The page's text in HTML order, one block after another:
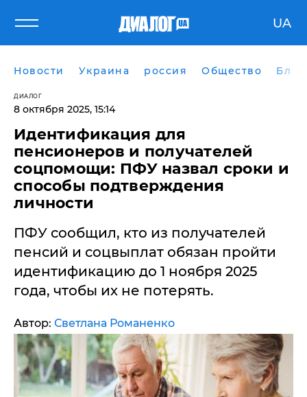
UA
Новости Украина россия Общество
ДИАЛОГ
8 октября 2025, 15:14
Идентификация для
пенсионеров и получателей
соцпомощи: ПФУ назвал сроки и
способы подтверждения
личности
ПФУ сообщил, кто из получателей
пенсий и соцвыплат обязан пройти
идентификацию до 1 ноября 2025
года, чтобы их не потерять.
Автор: Светлана Романенко